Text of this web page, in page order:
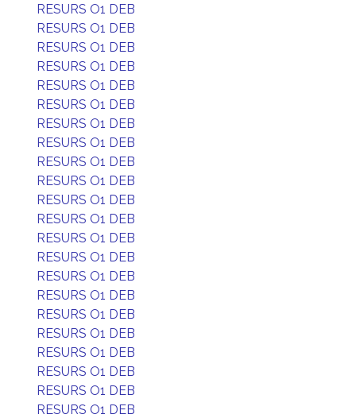
RESURS O1 DEB
RESURS O1 DEB
RESURS O1 DEB
RESURS O1 DEB
RESURS O1 DEB
RESURS O1 DEB
RESURS O1 DEB
RESURS O1 DEB
RESURS O1 DEB
RESURS O1 DEB
RESURS O1 DEB
RESURS O1 DEB
RESURS O1 DEB
RESURS O1 DEB
RESURS O1 DEB
RESURS O1 DEB
RESURS O1 DEB
RESURS O1 DEB
RESURS O1 DEB
RESURS O1 DEB
RESURS O1 DEB
RESURS O1 DEB